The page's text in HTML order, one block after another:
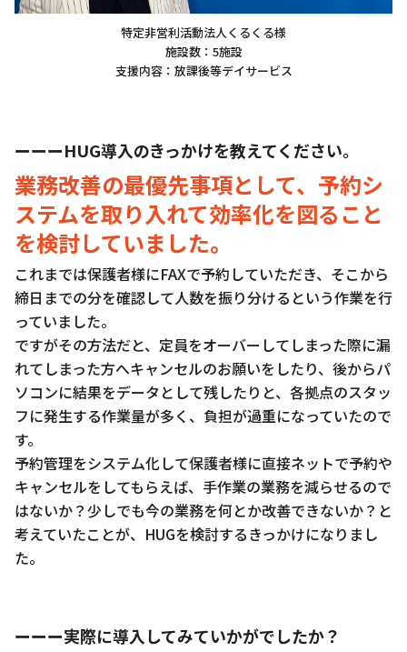
特定非営利活動法人くるくる様
施設数：5施設
支援内容：放課後等デイサービス
ーーーHUG導入のきっかけを教えてください。
業務改善の最優先事項として、予約シ
ステムを取り入れて効率化を図ること
を検討していました。
これまでは保護者様にFAXで予約していただき、そこから
締日までの分を確認して人数を振り分けるという作業を行
っていました。
ですがその方法だと、定員をオーバーしてしまった際に漏
れてしまった方へキャンセルのお願いをしたり、後からパ
ソコンに結果をデータとして残したりと、各拠点のスタッ
フに発生する作業量が多く、負担が過重になっていたので
す。
予約管理をシステム化して保護者様に直接ネットで予約や
キャンセルをしてもらえば、手作業の業務を減らせるので
はないか？少しでも今の業務を何とか改善できないか？と
考えていたことが、HUGを検討するきっかけになりまし
た。
ーーー実際に導入してみていかがでしたか？